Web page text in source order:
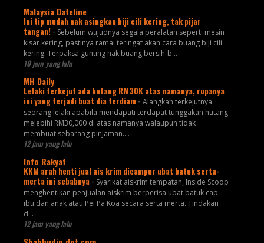
Malaysia Dateline
Ini tip mudah nak asingkan biji cili kering, tak pijar
tangan! - Sebelum wujudnya segala peralatan seperti mesin
kisar kering, pastinya ramai teringat akan cara buang biji cili
kering. Terpaksa gunting nak buang bersih-b...
10 jam yang lalu
MH Daily
Lelaki terkejut ada hutang RM30K atas namanya, rupanya
ini yang terjadi buat dia terdiam - Alangkah terkejutnya
seorang lelaki apabila mendapati terdapat tunggakan hutang
melebihi RM30,000 di atas namanya walaupun tidak
membuat sebarang pinjaman....
12 jam yang lalu
Info Rakyat
KKM arah henti jual ais krim dicampur ubat batuk serta-
merta ini sebabnya - Syarikat aiskrim tempatan, Inside Scoop
menghentikan penjualan aiskrim berperisa ubat batuk cap
ibu dan anak atau Pei Pa Koa secara serta merta. Tindakan
d...
12 jam yang lalu